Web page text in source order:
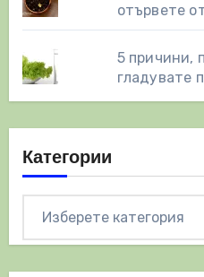
отървете
5 причини,
гладувате
Категории